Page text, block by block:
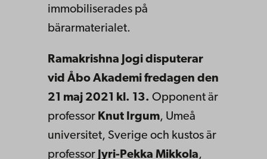
immobiliserades på
bärarmaterialet.
Ramakrishna Jogi disputerar
vid Åbo Akademi fredagen den
21 maj 2021 kl. 13. Opponent är
professor Knut Irgum, Umeå
universitet, Sverige och kustos är
professor Jyri-Pekka Mikkola,